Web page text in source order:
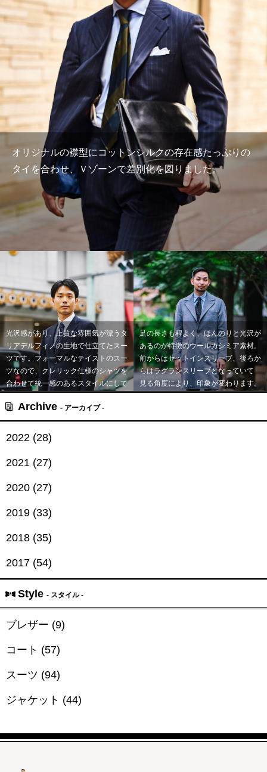
オリジナルの襟型にコットンシルクの存在感たっぷりの
タイを合わせ、Ｖゾーンで差別化を図りました。
光沢感があり、上質な雰囲気が漂うタ
リアデルフィノの生地で仕立てたスー
ツです。フォーマルなテイストのスー
ツなので、クレリック仕様のシャツを
合わせて統一感のあるスタイルにして
います。
足の長さも程よく、ほんのりと光沢が
あるのが特徴のウールカシミア素材。
前からはセットインスリーブ、後ろか
らはラグランスリーブとなっていて
見る角度により、印象が変わります。
着心地はラグランスリーブと変わら
のもワンサイドラグランの特徴です。
Archive - アーカイブ -
2022 (28)
2021 (27)
2020 (27)
2019 (33)
2018 (35)
2017 (54)
Style - スタイル -
ブレザー (9)
コート (57)
スーツ (94)
ジャケット (44)